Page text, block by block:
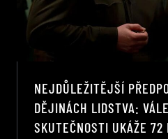
NEJDŮLEŽITĚJŠÍ
DĚJINÁCH LIDSTVA:
SKUTEČNOSTI UKÁŽE 72